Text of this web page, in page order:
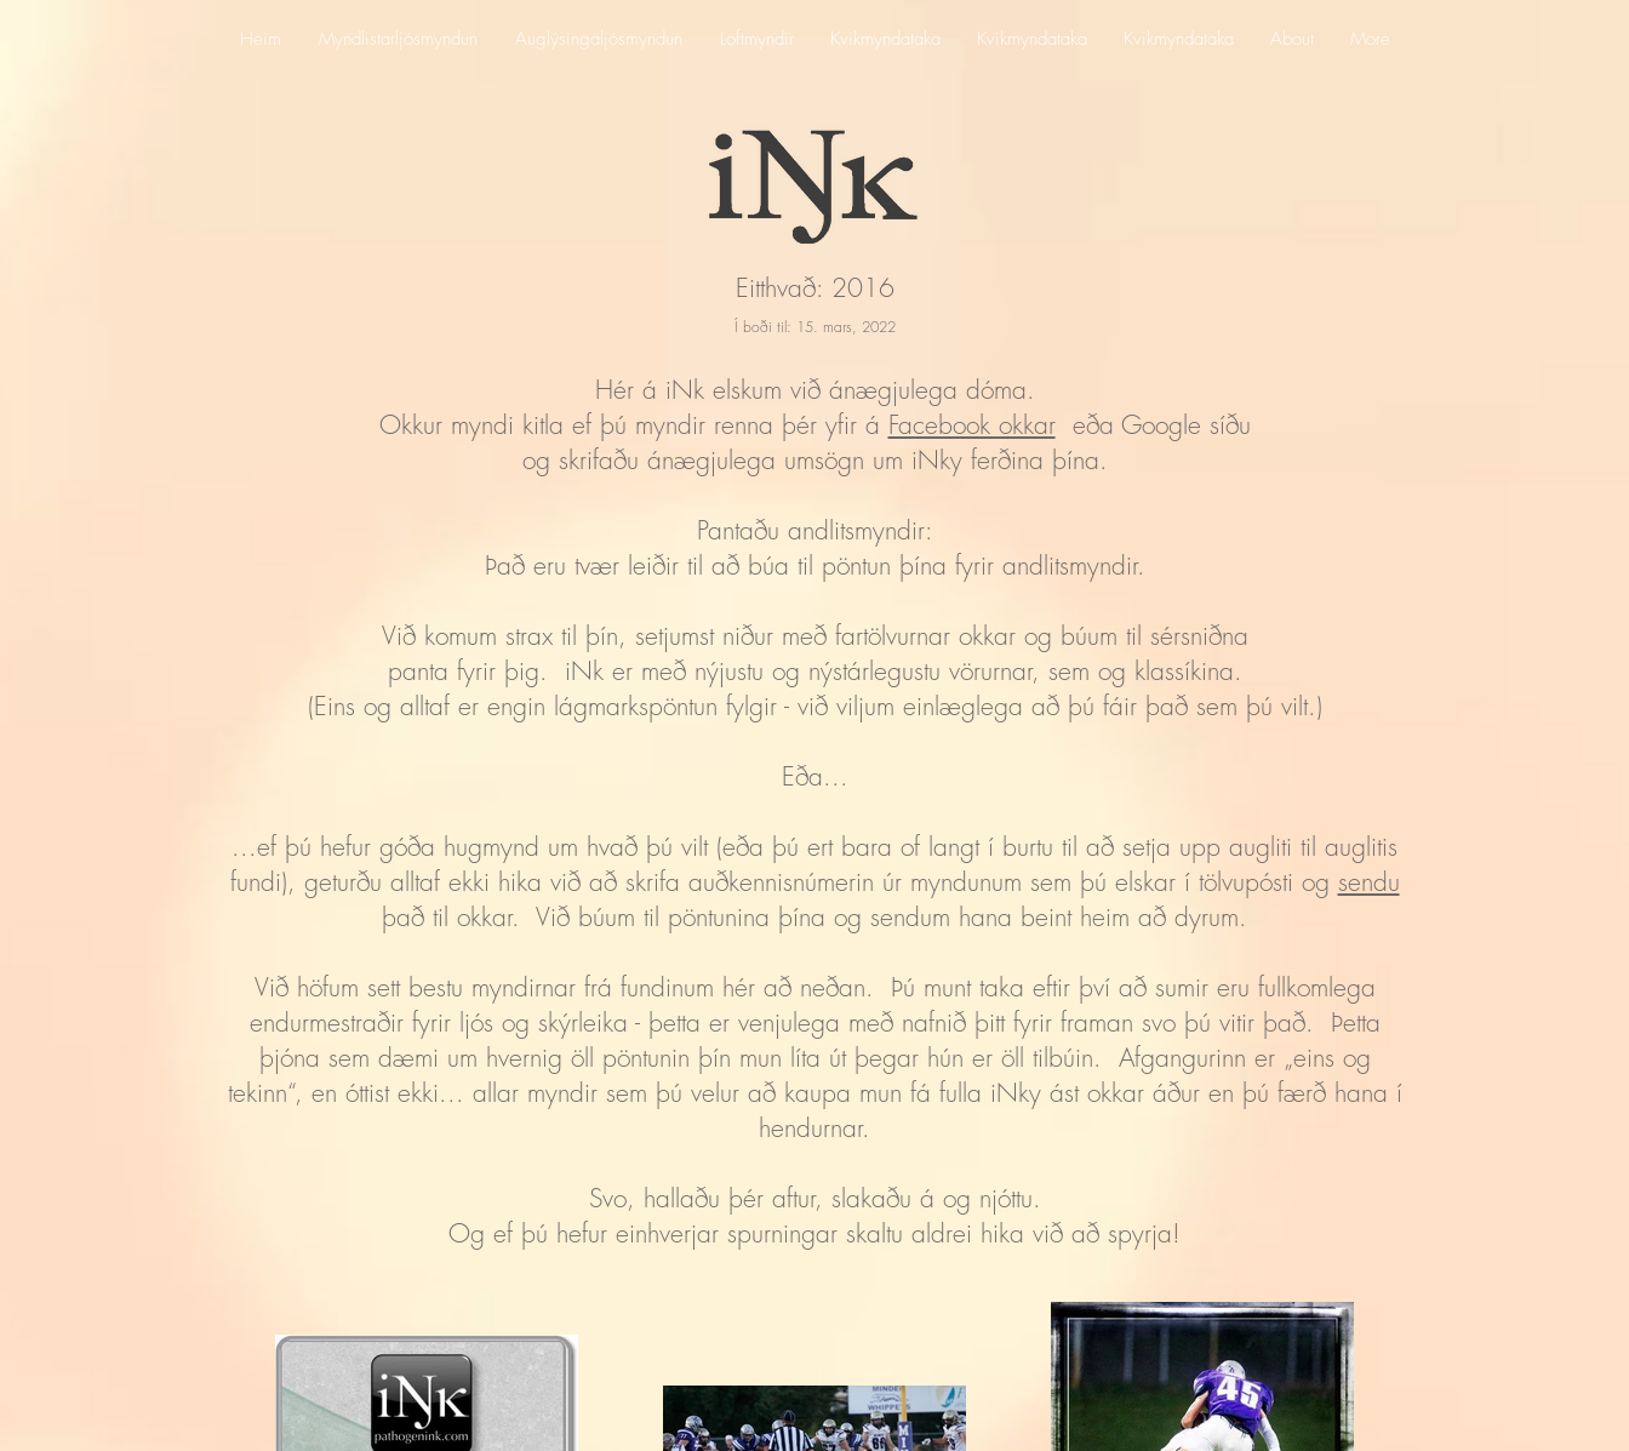
Heim Myndlistarljósmyndun Auglýsingaljósmyndun Loftmyndir Kvikmyndataka Kvikmyndataka Kvikmyndataka About More
Eitthvað: 2016
Í boði til: 15. mars, 2022
Hér á iNk elskum við ánægjulega dóma.
Okkur myndi kitla ef þú myndir renna þér yfir á Facebook okkareða Google síðu
og skrifaðu ánægjulega umsögn um iNky ferðina þína.
Pantaðu andlitsmyndir:
Það eru tvær leiðir til að búa til pöntun þína fyrir andlitsmyndir.
Við komum strax til þín, setjumst niður með fartölvurnar okkar og búum til sérsniðna
panta fyrir þig. iNk er með nýjustu og nýstárlegustu vörurnar, sem og klassíkina.
(Eins og alltaf er engin lágmarkspöntun fylgir - við viljum einlæglega að þú fáir það sem þú vilt.)
Eða...
...ef þú hefur góða hugmynd um hvað þú vilt (eða þú ert bara of langt í burtu til að setja upp augliti til auglitis
fundi), geturðu alltaf ekki hika við að skrifa auðkennisnúmerin úr myndunum sem þú elskar í tölvupósti og sendu
það til okkar. Við búum til pöntunina þína og sendum hana beint heim að dyrum.
Við höfum sett bestu myndirnar frá fundinum hér að neðan. Þú munt taka eftir því að sumir eru fullkomlega
endurmestraðir fyrir ljós og skýrleika - þetta er venjulega með nafnið þitt fyrir framan svo þú vitir það. Þetta
þjóna sem dæmi um hvernig öll pöntunin þín mun líta út þegar hún er öll tilbúin. Afgangurinn er „eins og
tekinn“, en óttist ekki... allar myndir sem þú velur að kaupa mun fá fulla iNky ást okkar áður en þú færð hana í
hendurnar.
Svo, hallaðu þér aftur, slakaðu á og njóttu.
Og ef þú hefur einhverjar spurningar skaltu aldrei hika við að spyrja!